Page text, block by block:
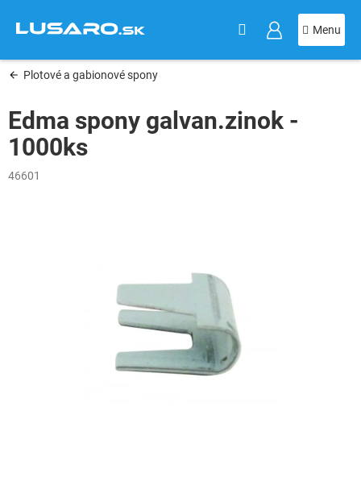
obsah
Plotové a gabionové spony
Edma spony galvan.zinok -
1000ks
46601